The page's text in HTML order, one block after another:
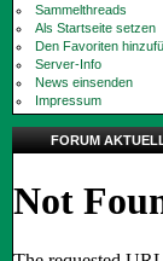
Sammelthreads
Als Startseite setzen
Den Favoriten
Server-Info
News einsenden
Impressum
FORUM